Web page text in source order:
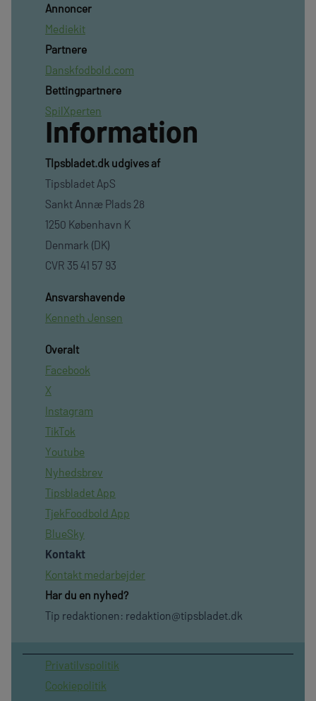
Annoncer
Mediekit
Partnere
Danskfodbold.com
Bettingpartnere
SpilXperten
Information
TIpsbladet.dk udgives af
Tipsbladet ApS
Sankt Annæ Plads 28
1250 København K
Denmark (DK)
CVR 35 41 57 93
Ansvarshavende
Kenneth Jensen
Overalt
Facebook
X
Instagram
TikTok
Youtube
Nyhedsbrev
Tipsbladet App
TjekFoodbold App
BlueSky
Kontakt
Kontakt medarbejder
Har du en nyhed?
Tip redaktionen: redaktion@tipsbladet.dk
Privatilvspolitik
Cookiepolitik